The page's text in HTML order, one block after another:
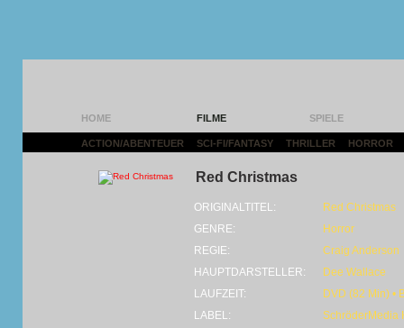
HOME FILME SPIELE
ACTION/ABENTEUER SCI-FI/FANTASY THRILLER HORROR
Red Christmas
ORIGINALTITEL:
Red Christmas
GENRE:
Horror
REGIE:
Craig Anderson
HAUPTDARSTELLER:
Dee Wallace
LAUFZEIT:
DVD (82 Min) •
LABEL:
SchröderMedia